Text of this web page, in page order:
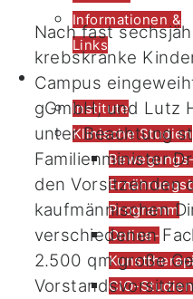
Informationen &
Links
Forschung
Institute
Klinische Studien
Programm
Online-
CIO-
Nach fast
krebskranke
Campus
gGmbH, und Lutz
unter Beachtung
Familienminister
den Vorsitzenden
kaufmännischen
verschiedenen
2.500 qm große